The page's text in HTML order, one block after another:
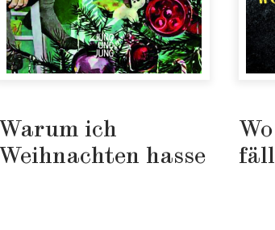
Warum ich
Weihnachten hasse